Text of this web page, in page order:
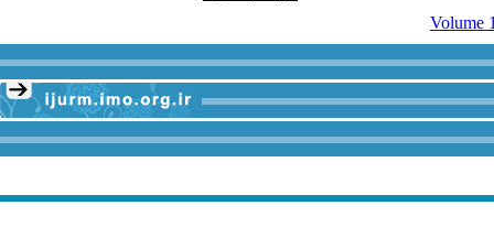
Volume